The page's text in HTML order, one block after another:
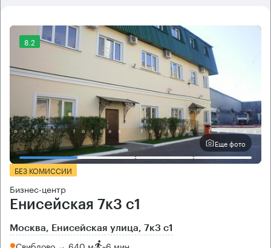
8.2
Еще фото
БЕЗ КОМИССИИ
Бизнес-центр
Енисейская 7к3 с1
Москва, Енисейская улица, 7к3 с1